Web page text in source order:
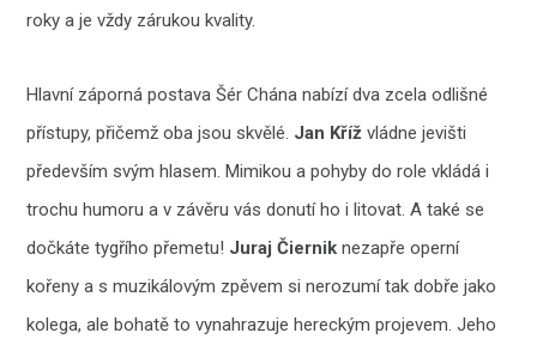
roky a je vždy zárukou kvality.
Hlavní záporná postava Šér Chána nabízí dva zcela odlišné
přístupy, přičemž oba jsou skvělé. Jan Křížvládne jevišti
především svým hlasem. Mimikou a pohyby do role vkládá i
trochu humoru a v závěru vás donutí ho i litovat. A také se
dočkáte tygřího přemetu! Juraj Čierniknezapře operní
kořeny a s muzikálovým zpěvem si nerozumí tak dobře jako
kolega, ale bohatě to vynahrazuje hereckým projevem. Jeho